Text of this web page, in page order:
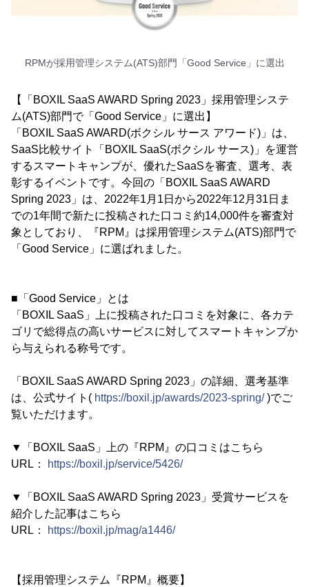
RPMが採用管理システム(ATS)部門「Good Service」に選出
【「BOXIL SaaS AWARD Spring 2023」採用管理システ
ム(ATS)部門で「Good Service」に選出】
「BOXIL SaaS AWARD(ボクシル サース アワード)」は、
SaaS比較サイト「BOXIL SaaS(ボクシル サース)」を運営
するスマートキャンプが、優れたSaaSを審査、選考、表
彰するイベントです。今回の「BOXIL SaaS AWARD
Spring 2023」は、2022年1月1日から2022年12月31日ま
での1年間で新たに投稿された口コミ約14,000件を審査対
象としており、『RPM』は採用管理システム(ATS)部門で
「Good Service」に選ばれました。
■「Good Service」とは
「BOXIL SaaS」上に投稿された口コミを対象に、各カテ
ゴリで総得点の高いサービスに対してスマートキャンプか
ら与えられる称号です。
「BOXIL SaaS AWARD Spring 2023」の詳細、選考基準
は、公式サイト( https://boxil.jp/awards/2023-spring/)でご
覧いただけます。
▼「BOXIL SaaS」上の『RPM』の口コミはこちら
URL：
https://boxil.jp/service/5426/
▼「BOXIL SaaS AWARD Spring 2023」受賞サービスを
紹介した記事はこちら
URL：
https://boxil.jp/mag/a1446/
【採用管理システム『RPM』概要】